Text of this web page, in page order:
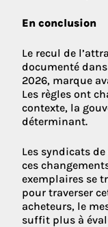
En conclusion
Le recul de
documenté
2026, marque
Les règles ont
contexte, la
déterminant.
Les syndicats
ces
exemplaires se
pour traverser
acheteurs, le
suffit plus à